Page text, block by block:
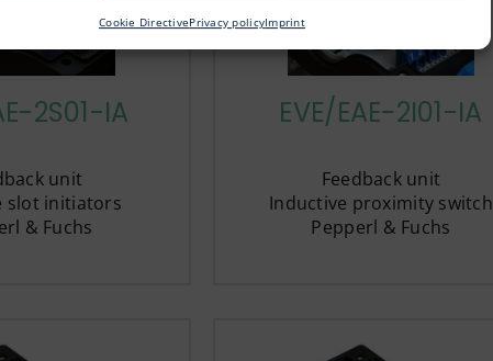
Cookie DirectivePrivacy policyImprint
2S01-IA
unit
slot initiators
& Fuchs
EVE/EAE-2I01-IA
Feedback unit
Inductive proximity switch
Pepperl & Fuchs